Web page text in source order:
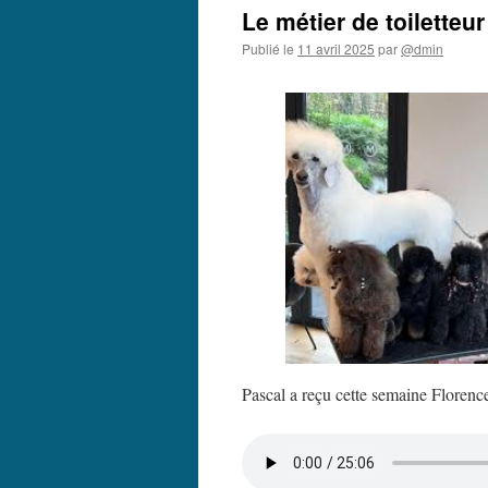
Le métier de toiletteur
Publié le 11 avril 2025 par@dmin
Pascal a reçu cette semaine